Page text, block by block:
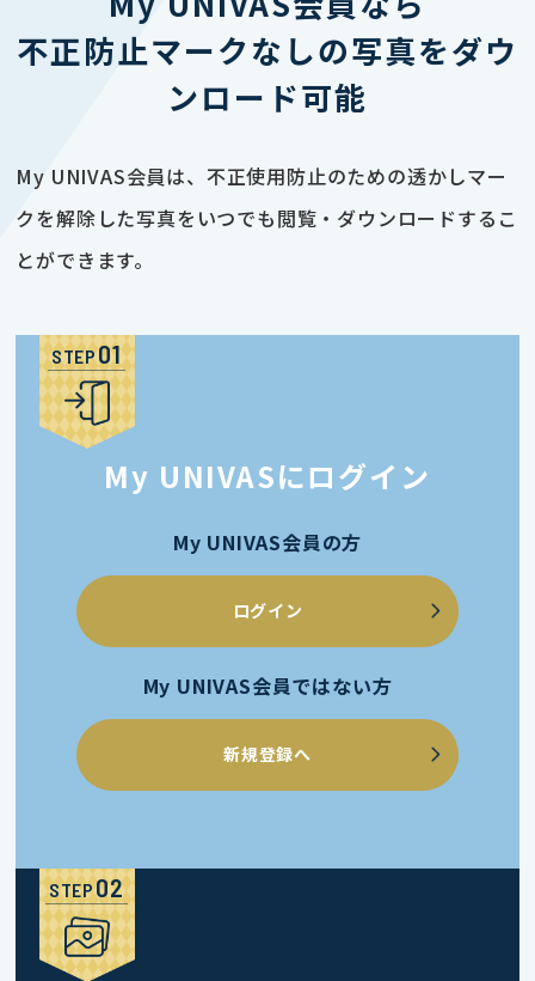
不正防止マークなしの写真をダウ
ンロード可能
My UNIVAS会員は、不正使用防止のための透かしマー
クを解除した写真をいつでも閲覧・ダウンロードするこ
とができます。
STEP
My UNIVASにログイン
My UNIVAS会員の方
ログイン
My UNIVAS会員ではない方
新規登録へ
STEP